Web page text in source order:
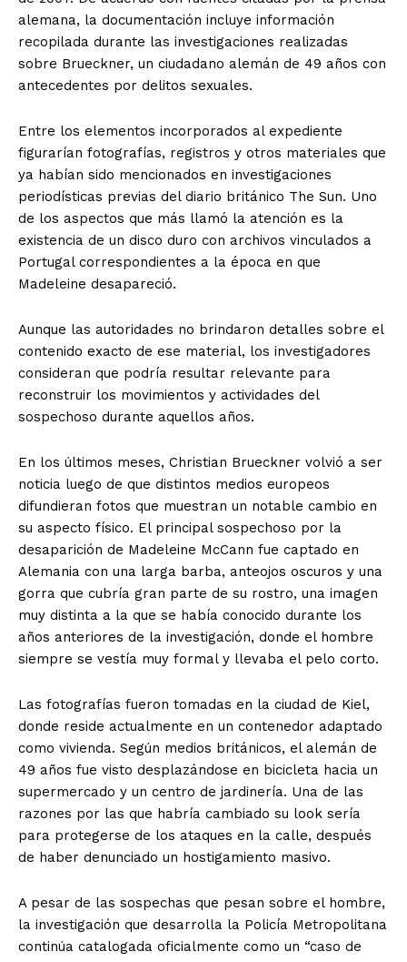
alemana, la documentación incluye información
recopilada durante las investigaciones realizadas
sobre Brueckner, un ciudadano alemán de 49 años con
antecedentes por delitos sexuales.
Entre los elementos incorporados al expediente
figurarían fotografías, registros y otros materiales que
ya habían sido mencionados en investigaciones
periodísticas previas del diario británico The Sun. Uno
de los aspectos que más llamó la atención es la
existencia de un disco duro con archivos vinculados a
Portugal correspondientes a la época en que
Madeleine desapareció.
Aunque las autoridades no brindaron detalles sobre el
contenido exacto de ese material, los investigadores
consideran que podría resultar relevante para
reconstruir los movimientos y actividades del
sospechoso durante aquellos años.
En los últimos meses, Christian Brueckner volvió a ser
noticia luego de que distintos medios europeos
difundieran fotos que muestran un notable cambio en
su aspecto físico. El principal sospechoso por la
desaparición de Madeleine McCann fue captado en
Alemania con una larga barba, anteojos oscuros y una
gorra que cubría gran parte de su rostro, una imagen
muy distinta a la que se había conocido durante los
años anteriores de la investigación, donde el hombre
siempre se vestía muy formal y llevaba el pelo corto.
Las fotografías fueron tomadas en la ciudad de Kiel,
donde reside actualmente en un contenedor adaptado
como vivienda. Según medios británicos, el alemán de
49 años fue visto desplazándose en bicicleta hacia un
supermercado y un centro de jardinería. Una de las
razones por las que habría cambiado su look sería
para protegerse de los ataques en la calle, después
de haber denunciado un hostigamiento masivo.
A pesar de las sospechas que pesan sobre el hombre,
la investigación que desarrolla la Policía Metropolitana
continúa catalogada oficialmente como un “caso de